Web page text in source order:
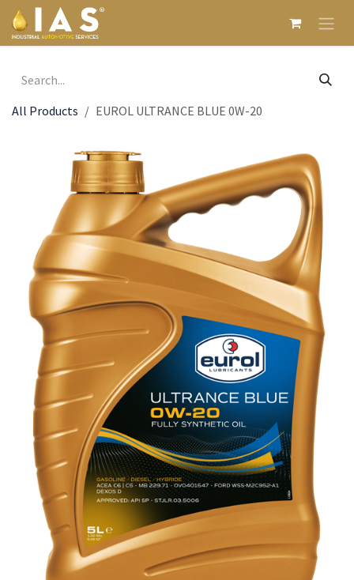
Skip to Content
All Products EUROL ULTRANCE BLUE 0W-20